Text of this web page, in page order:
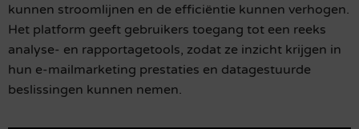
kunnen stroomlijnen en de efficiëntie kunnen verhogen.
Het platform geeft gebruikers toegang tot een reeks
analyse- en rapportagetools, zodat ze inzicht krijgen in
hun e-mailmarketing prestaties en datagestuurde
beslissingen kunnen nemen.